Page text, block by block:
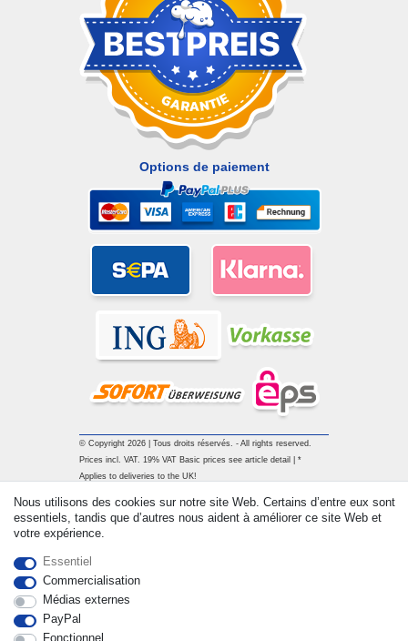
Options de paiement
© Copyright 2026 | Tous droits réservés. - All rights reserved.
Prices incl. VAT. 19% VAT Basic prices see article detail | *
Applies to deliveries to the UK!
Nous utilisons des cookies sur notre site Web. Certains d’entre eux sont
essentiels, tandis que d’autres nous aident à améliorer ce site Web et
votre expérience.
Essentiel
Commercialisation
Médias externes
PayPal
Fonctionnel
Rétracter le contrat ici Contact